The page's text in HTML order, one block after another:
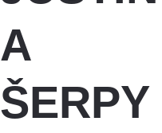
A
ŠERPY